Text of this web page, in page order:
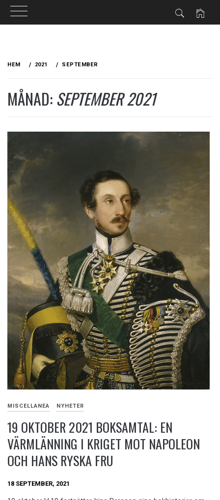
HEM 2021 SEPTEMBER
MÅNAD:SEPTEMBER 2021
MISCELLANEA NYHETER
19 OKTOBER 2021 BOKSAMTAL: EN
VÄRMLÄNNING I KRIGET MOT NAPOLEON
OCH HANS RYSKA FRU
18 SEPTEMBER, 2021